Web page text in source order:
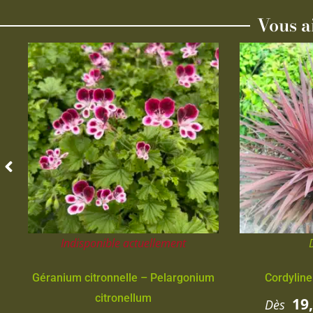
Vous
Indisponible actuellement
Géranium citronnelle – Pelargonium
citronellum
Dès